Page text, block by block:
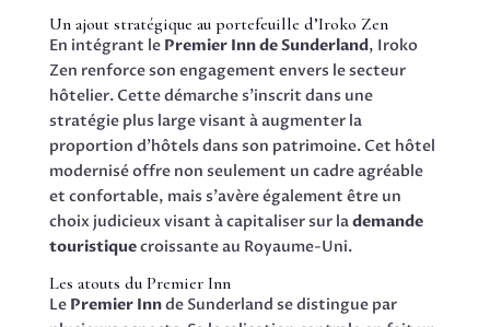
Un ajout stratégique au portefeuille d’Iroko Zen
En intégrant le Premier Inn de Sunderland, Iroko
Zen renforce son engagement envers le secteur
hôtelier. Cette démarche s’inscrit dans une
stratégie plus large visant à augmenter la
proportion d’hôtels dans son patrimoine. Cet hôtel
modernisé offre non seulement un cadre agréable
et confortable, mais s’avère également être un
choix judicieux visant à capitaliser sur lademande
touristiquecroissante au Royaume-Uni.
Les atouts du Premier Inn
Le Premier Innde Sunderland se distingue par